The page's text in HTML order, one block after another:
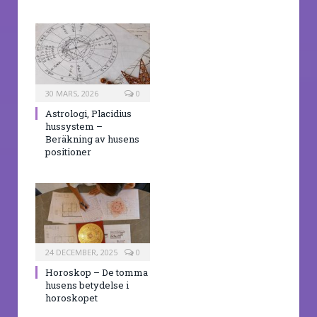
30 MARS, 2026 0
Astrologi, Placidius
hussystem –
Beräkning av husens
positioner
24 DECEMBER, 2025 0
Horoskop – De tomma
husens betydelse i
horoskopet